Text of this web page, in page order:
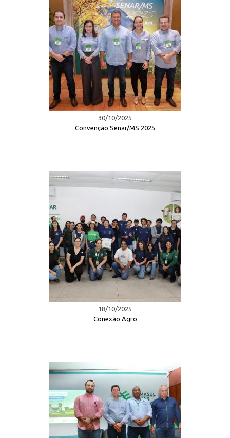
30/10/2025
Convenção Senar/MS 2025
18/10/2025
Conexão Agro